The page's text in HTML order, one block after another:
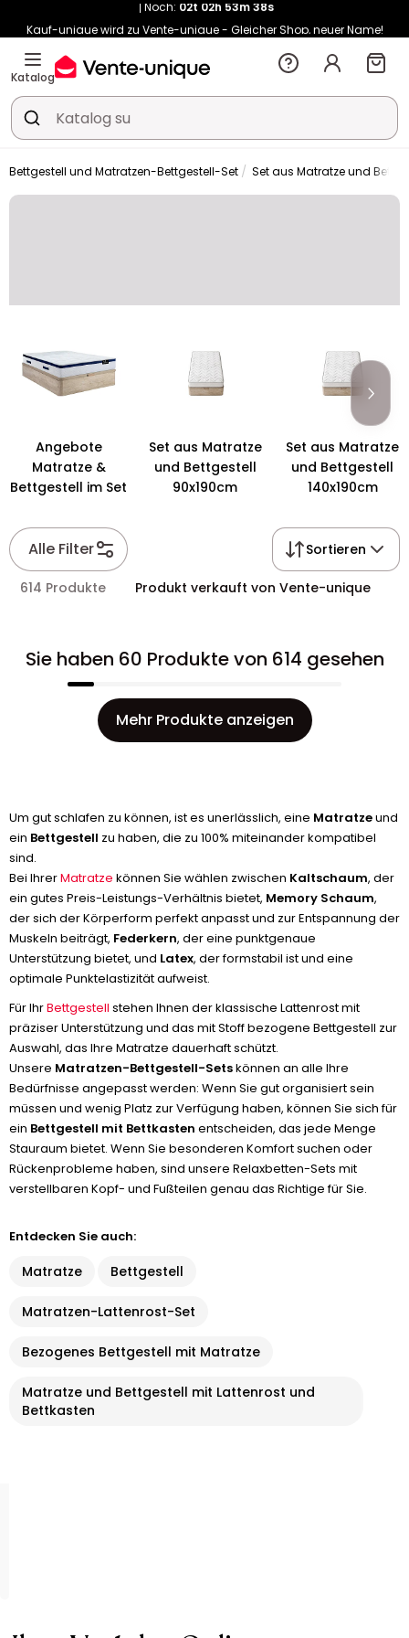
-10% ab 400€ mitHEAT10auf Vente-unique-Produkte
Noch:
Katalog
Bettgestell und Matratzen-Bettgestell-Set Set aus Matratze und
Angebote
Matratze &
Bettgestell im Set
Set aus Matratze
und Bettgestell
90x190cm
Set aus Matratze
und Bettgestell
140x190cm
Alle Filter Sortieren
614 Produkte Produkt verkauft von Vente-unique
Sie haben 60 Produkte von 614 gesehen
Mehr Produkte anzeigen
Um gut schlafen zu können, ist es unerlässlich, eine Matratzeund
ein Bettgestell zu haben, die zu 100% miteinander kompatibel
sind.
Bei IhrerMatratze können Sie wählen zwischen Kaltschaum, der
ein gutes Preis-Leistungs-Verhältnis bietet, Memory Schaum,
der sich der Körperform perfekt anpasst und zur Entspannung der
Muskeln beiträgt, Federkern, der eine punktgenaue
Unterstützung bietet, und Latex, der formstabil ist und eine
optimale Punktelastizität aufweist.
Für IhrBettgestell stehen Ihnen der klassische Lattenrost mit
präziser Unterstützung und das mit Stoff bezogene Bettgestell zur
Auswahl, das Ihre Matratze dauerhaft schützt.
Unsere Matratzen-Bettgestell-Setskönnen an alle Ihre
Bedürfnisse angepasst werden: Wenn Sie gut organisiert sein
müssen und wenig Platz zur Verfügung haben, können Sie sich für
ein Bettgestell mit Bettkasten entscheiden, das jede Menge
Stauraum bietet. Wenn Sie besonderen Komfort suchen oder
Rückenprobleme haben, sind unsere Relaxbetten-Sets mit
verstellbaren Kopf- und Fußteilen genau das Richtige für Sie.
Entdecken Sie auch:
Matratze Bettgestell
Matratzen-Lattenrost-Set
Bezogenes Bettgestell mit Matratze
Matratze und Bettgestell mit Lattenrost und
Bettkasten